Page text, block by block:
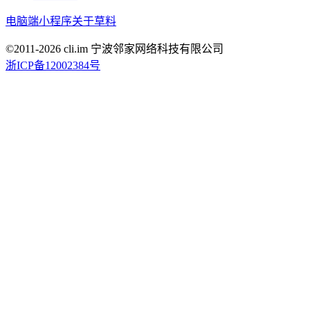
电脑端小程序关于草料
©2011-2026 cli.im 宁波邻家网络科技有限公司
浙ICP备12002384号